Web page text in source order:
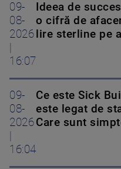
09-
08-
2026
16:07
Ideea de
o cifră de
lire sterline pe
09-
08-
2026
16:04
Ce este Sick
este legat de
Care sunt